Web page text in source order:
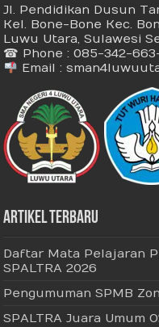
Jl. Pendidikan Dusun
Kel. Bone-Bone Kec.
Luwu Utara, Sulawesi
☎ Phone : 085-342-
Email :
Artikel Terbaru
Daftar Mata Pelajaran
SPALTRA 2026
Pengumuman SPMB
SPALTRA Juara Umum